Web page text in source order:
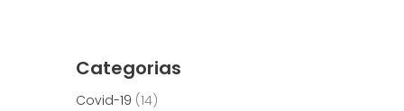
Categorias
Covid-19 (14)